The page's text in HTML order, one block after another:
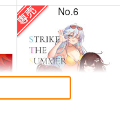
7月28日掲載
No.6